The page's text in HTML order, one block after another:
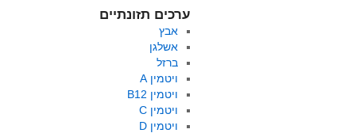
ערכים תזונתיים
אבץ
אשלגן
ברזל
ויטמין A
ויטמין B12
ויטמין C
ויטמין D